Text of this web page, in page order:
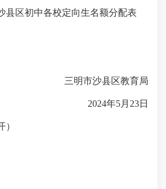
区初中各校定向生名额分配表
三明市沙县区教育局
2024年5月23日